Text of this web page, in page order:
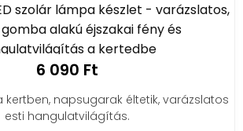
szolár lámpa készlet - varázslatos,
alakú éjszakai fény és
a kertedbe
6 090 Ft
kertben, napsugarak éltetik, varázslatos
esti hangulatvilágítás.